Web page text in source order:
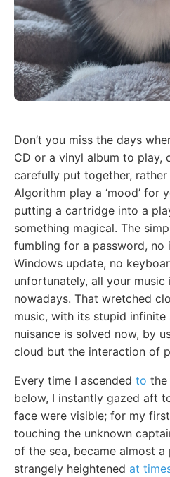
Don’t you miss the days
CD or a vinyl album to play,
carefully put together, rather
Algorithm play a ‘mood’ for
putting a cartridge into a
something magical. The
fumbling for a password, no
Windows update, no
unfortunately, all your music
nowadays. That wretched
music, with its stupid infinite
nuisance is solved now, by
cloud but the interaction of
Every time I ascended to the
below, I instantly gazed aft
face were visible; for my
touching the unknown
of the sea, became almost
strangely heightened at